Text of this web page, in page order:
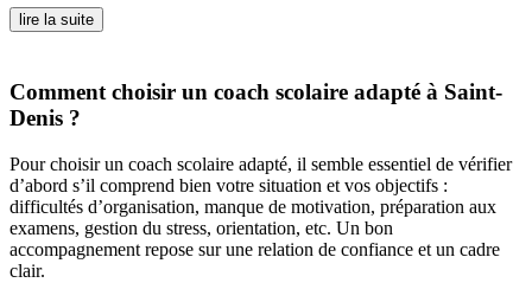
lire la suite
Comment choisir un coach scolaire adapté à Saint-
Denis ?
Pour choisir un coach scolaire adapté, il semble essentiel de vérifier
d’abord s’il comprend bien votre situation et vos objectifs :
difficultés d’organisation, manque de motivation, préparation aux
examens, gestion du stress, orientation, etc. Un bon
accompagnement repose sur une relation de confiance et un cadre
clair.